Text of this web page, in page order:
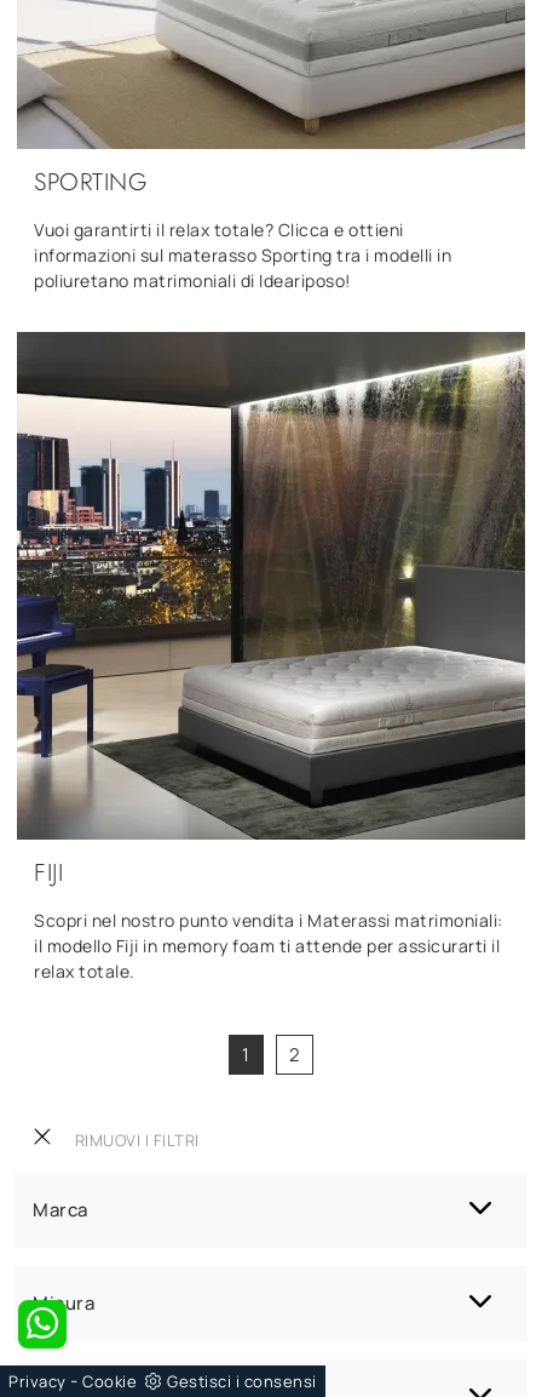
RIMUOVI I FILTRI
Marca
Misura
SPORTING
Vuoi garantirti il relax totale? Clicca e ottieni
informazioni sul materasso Sporting tra i modelli in
poliuretano matrimoniali di Ideariposo!
FIJI
Scopri nel nostro punto vendita i Materassi matrimoniali:
il modello Fiji in memory foam ti attende per assicurarti il
relax totale.
1 2
Privacy - Cookie Gestisci i consensi